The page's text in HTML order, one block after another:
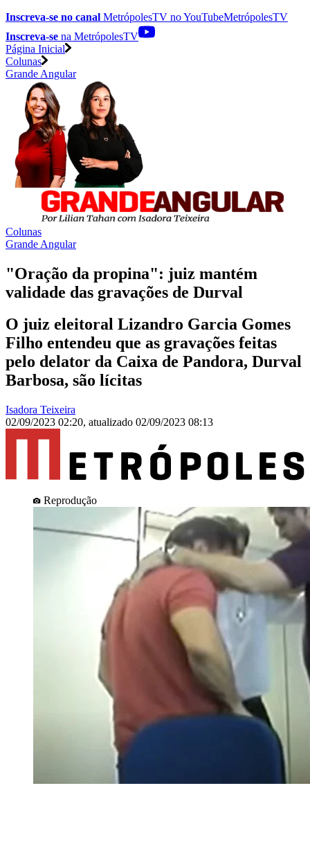
Inscreva-se no canal MetrópolesTV noYouTubeMetrópolesTV
Inscreva-se na MetrópolesTV
Página Inicial
Colunas
Grande Angular
Colunas
Grande Angular
"Oração da propina": juiz mantém
validade das gravações de Durval
O juiz eleitoral Lizandro Garcia Gomes
Filho entendeu que as gravações feitas
pelo delator da Caixa de Pandora, Durval
Barbosa, são lícitas
Isadora Teixeira
02/09/2023 02:20, atualizado 02/09/2023 08:13
Reprodução